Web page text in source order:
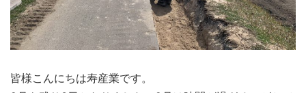
皆様こんにちは寿産業です。